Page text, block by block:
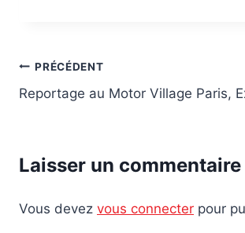
Navigation
de
PRÉCÉDENT
Reportage au Motor Village Paris,
Laisser un commentaire
Vous devez vous connecter pour